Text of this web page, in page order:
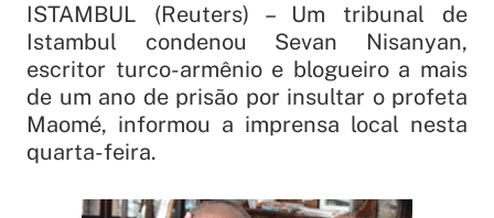
ISTAMBUL (Reuters) – Um tribunal de
Istambul condenou Sevan Nisanyan,
escritor turco-armênio e blogueiro a mais
de um ano de prisão por insultar o profeta
Maomé, informou a imprensa local nesta
quarta-feira.